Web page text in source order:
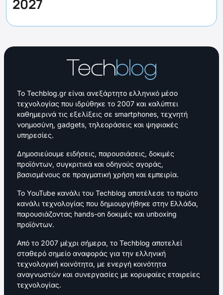
2027
Το Techblog.gr είναι ανεξάρτητο ελληνικό μέσο
τεχνολογίας που ιδρύθηκε το 2007 και καλύπτει
καθημερινά τις εξελίξεις σε smartphones, τεχνητή
νοημοσύνη, gadgets, τηλεοράσεις και ψηφιακές
υπηρεσίες.
Δημοσιεύουμε ειδήσεις, παρουσιάσεις, δοκιμές
προϊόντων, συγκριτικά και οδηγούς αγοράς,
βασισμένους σε πραγματική χρήση και εμπειρία.
Το YouTube κανάλι του Techblog αποτέλεσε το πρώτο
κανάλι τεχνολογίας που δημιουργήθηκε στην Ελλάδα,
παρουσιάζοντας hands-on δοκιμές και unboxing
προϊόντων.
Από το 2007 μέχρι σήμερα, το Techblog αποτελεί
σταθερό σημείο αναφοράς για την ελληνική
τεχνολογική κοινότητα, με ενεργή κοινότητα
αναγνωστών και συνεργασίες με κορυφαίες εταιρείες
τεχνολογίας.